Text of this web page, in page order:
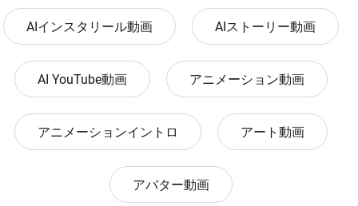
AIインスタリール動画 AIストーリー動画
AI YouTube動画 アニメーション動画
アニメーションイントロ アート動画
アバター動画